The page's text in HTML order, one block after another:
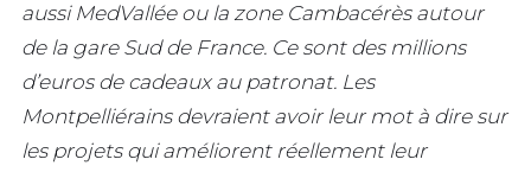
aussi MedVallée ou la zone Cambacérès autour
de la gare Sud de France. Ce sont des millions
d’euros de cadeaux au patronat. Les
Montpelliérains devraient avoir leur mot à dire sur
les projets qui améliorent réellement leur